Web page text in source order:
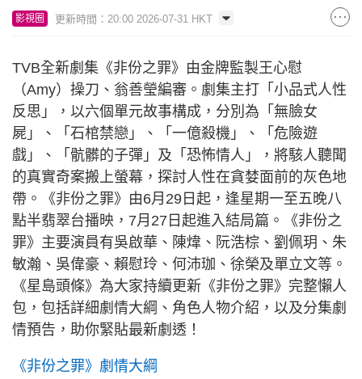
影視圈 更新時間：20:00 2026-07-31 HKT
TVB全新劇集《非份之罪》由金牌監製王心慰
（Amy）操刀、翁善瑩編審。劇集主打「小品式人性
反思」，以六個單元故事構成，分別為「無臉女
屍」、「石棺禁戀」、「一億殺機」、「危險遊
戲」、「骯髒的子彈」及「恐怖情人」，將駭人聽聞
的真實奇案搬上螢幕，探討人性在貪婪面前的灰色地
帶。《非份之罪》由6月29日起，逢星期一至五晚八
點半翡翠台播映，7月27日起進入結局篇。《非份之
罪》主要演員有吳啟華、陳煒、阮浩棕、劉佩玥、朱
敏瀚、吳偉豪、賴慰玲、何沛珈、徐榮及單立文等。
《星島頭條》為大家持續更新《非份之罪》完整懶人
包，包括詳細劇情大綱、角色人物介紹，以及分集劇
情預告，助你緊貼最新劇透！
《非份之罪》劇情大綱